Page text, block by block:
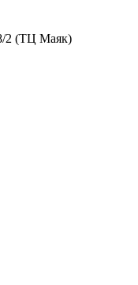
2 (ТЦ Маяк)